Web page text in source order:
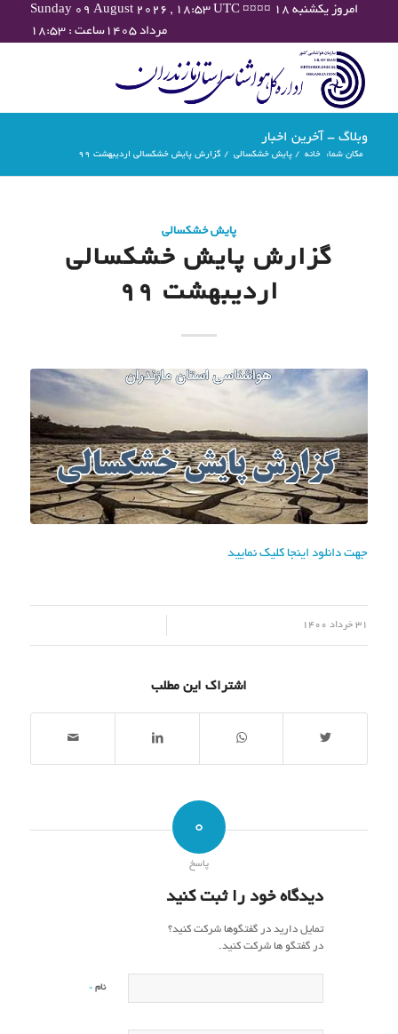
Sunday 09 August 2026 , 18:53 UTC ¤¤¤¤ امروز یکشنبه ۱۸
مرداد ۱۴۰۵ساعت : ۱۸:۵۳
وبلاگ - آخرین اخبار
مکان شما: خانه / پایش خشکسالی / گزارش پایش خشکسالی اردیبهشت 99
پایش خشکسالی
گزارش پایش خشکسالی
اردیبهشت 99
جهت دانلود اینجا کلیک نمایید
31 خرداد 1400
اشتراک این مطلب
0
پاسخ
دیدگاه خود را ثبت کنید
تمایل دارید در گفتگوها شرکت کنید؟
در گفتگو ها شرکت کنید.
نام *